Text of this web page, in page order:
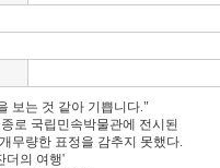
보는 것 같아 기쁩니다."
로 국립민속박물관에 전시된
무량한 표정을 감추지 못했다.
더의 여행'